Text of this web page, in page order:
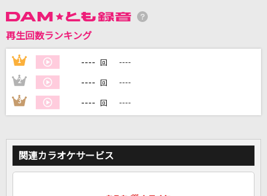
DAMに会員登録・ログインして
カラオケをもっと楽しもう！
自宅でカラオケ歌い放題！
再生回数ランキング
1 ---- 回 ----
2 ---- 回 ----
3 ---- 回 ----
関連カラオケサービス